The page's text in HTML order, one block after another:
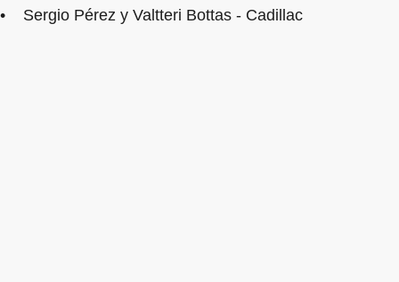
• Sergio Pérez y Valtteri Bottas - Cadillac